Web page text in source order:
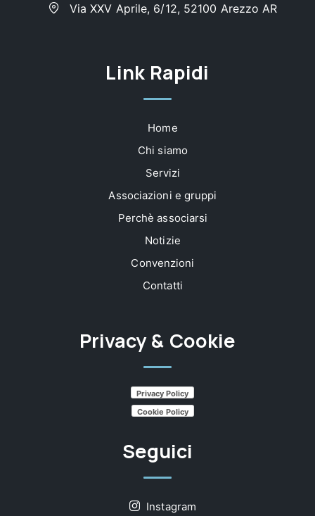
Via XXV Aprile, 6/12, 52100 Arezzo AR
Link Rapidi
Home
Chi siamo
Servizi
Associazioni e gruppi
Perchè associarsi
Notizie
Convenzioni
Contatti
Privacy & Cookie
Privacy Policy
Cookie Policy
Seguici
Instagram